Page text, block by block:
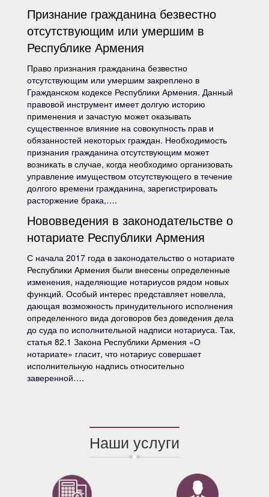
Признание гражданина безвестно
отсутствующим или умершим в
Республике Армения
Право признания гражданина безвестно
отсутствующим или умершим закреплено в
Гражданском кодексе Республики Армения. Данный
правовой инструмент имеет долгую историю
применения и зачастую может оказывать
существенное влияние на совокупность прав и
обязанностей некоторых граждан. Необходимость
признания гражданина отсутствующим может
возникать в случае, когда необходимо организовать
управление имуществом отсутствующего в течение
долгого времени гражданина, зарегистрировать
расторжение брака,….
Нововведения в законодательстве о
нотариате Республики Армения
С начала 2017 года в законодательство о нотариате
Республики Армения были внесены определенные
изменения, наделяющие нотариусов рядом новых
функций. Особый интерес представляет новелла,
дающая возможность принудительного исполнения
определенного вида договоров без доведения дела
до суда по исполнительной надписи нотариуса. Так,
статья 82.1 Закона Республики Армения «О
нотариате» гласит, что нотариус совершает
исполнительную надпись относительно
заверенной….
Наши услуги